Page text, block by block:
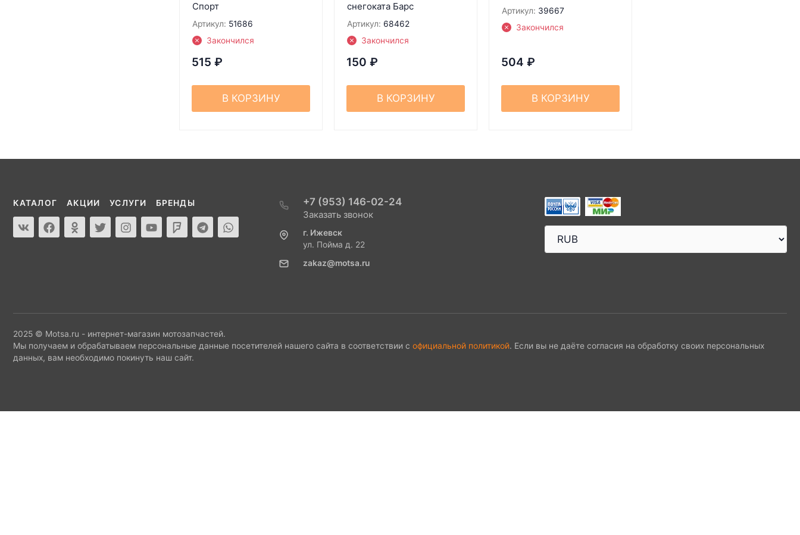
Спорт
Артикул: 51686
Закончился
515 ₽
В КОРЗИНУ
снегоката Барс
Артикул: 68462
Закончился
150 ₽
В КОРЗИНУ
Артикул: 39667
Закончился
504 ₽
В КОРЗИНУ
КАТАЛОГ АКЦИИ УСЛУГИ БРЕНДЫ +7 (953) 146-02-24
Заказать звонок
г. Ижевск
ул. Пойма д. 22
zakaz@motsa.ru
2025 © Motsa.ru - интернет-магазин мотозапчастей.
Мы получаем и обрабатываем персональные данные посетителей нашего сайта в соответствии с официальной политикой. Если вы не даёте согласия на обработку своих персональных
данных, вам необходимо покинуть наш сайт.